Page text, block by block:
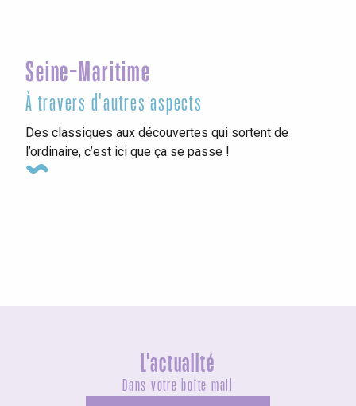
Seine-Maritime
À travers d'autres aspects
Des classiques aux découvertes qui sortent de
l’ordinaire, c’est ici que ça se passe !
L'actualité
Dans votre boîte mail